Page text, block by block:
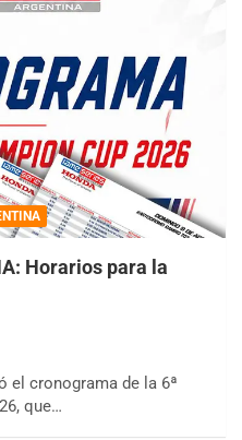
Horarios para la
el cronograma de la 6ª
que…